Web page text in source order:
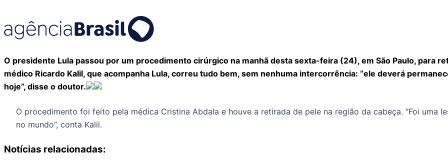
O presidente Lula passou por um procedimento cirúrgico na manhã desta sexta-feira (24), em São Paulo, para
médico Ricardo Kalil, que acompanha Lula, correu tudo bem, sem nenhuma intercorrência: “ele deverá
hoje”, disse o doutor.
O procedimento foi feito pela médica Cristina Abdala e houve a retirada de pele na região da cabeça. “Foi uma
no mundo”, conta Kalil.
Notícias relacionadas: